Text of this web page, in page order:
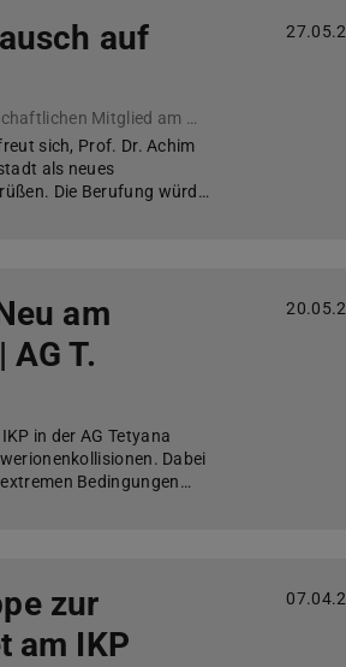
auf
Prof. Achim Schwenk zum auswärtigen wissenschaftlichen Mitglied am Max-Planck-Institut für Kernphysik berufen
sich, Prof. Dr. Achim
als neues
Die Berufung würd…
am
T.
in der AG Tetyana
Dabei
Bedingungen…
zur
am IKP